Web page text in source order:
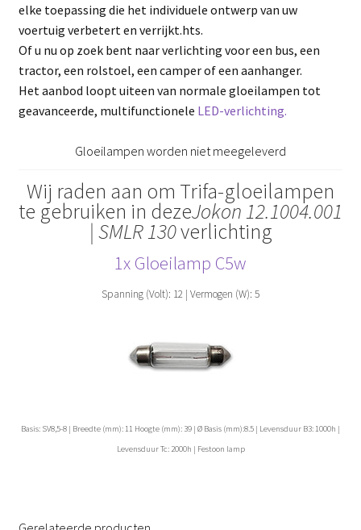
elke toepassing die het individuele ontwerp van uw
voertuig verbetert en verrijkt.hts.
Of u nu op zoek bent naar verlichting voor een bus, een
tractor, een rolstoel, een camper of een aanhanger.
Het aanbod loopt uiteen van normale gloeilampen tot
geavanceerde, multifunctionele LED-verlichting.
Gloeilampen worden niet meegeleverd
Wij raden aan om Trifa-gloeilampen
te gebruiken in dezeJokon 12.1004.001
| SMLR 130verlichting
1x Gloeilamp C5w
Spanning (Volt): 12 | Vermogen (W): 5
Basis: SV8,5-8 | Breedte (mm): 11 Hoogte (mm): 39 | Ø Basis (mm):8.5 | Levensduur B3: 1000h |
Levensduur Tc: 2000h | Festoon lamp